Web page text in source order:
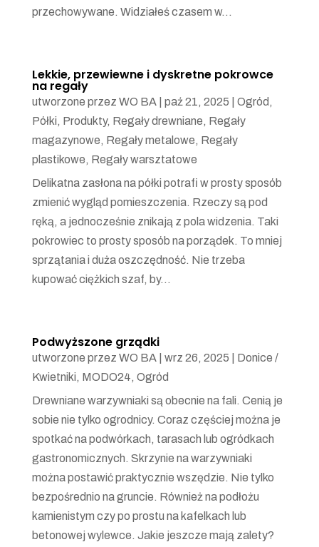
przechowywane. Widziałeś czasem w...
Lekkie, przewiewne i dyskretne pokrowce
na regały
utworzone przez WO BA| paź 21, 2025 Ogród ,
Półki, Produkty, Regały drewniane, Regały
magazynowe, Regały metalowe, Regały
plastikowe, Regały warsztatowe
Delikatna zasłona na półki potrafi w prosty sposób
zmienić wygląd pomieszczenia. Rzeczy są pod
ręką, a jednocześnie znikają z pola widzenia. Taki
pokrowiec to prosty sposób na porządek. To mniej
sprzątania i duża oszczędność. Nie trzeba
kupować ciężkich szaf, by...
Podwyższone grządki
utworzone przez WO BA| wrz 26, 2025
Donice /
Kwietniki, MODO24, Ogród
Drewniane warzywniaki są obecnie na fali. Cenią je
sobie nie tylko ogrodnicy. Coraz częściej można je
spotkać na podwórkach, tarasach lub ogródkach
gastronomicznych. Skrzynie na warzywniaki
można postawić praktycznie wszędzie. Nie tylko
bezpośrednio na gruncie. Również na podłożu
kamienistym czy po prostu na kafelkach lub
betonowej wylewce. Jakie jeszcze mają zalety?